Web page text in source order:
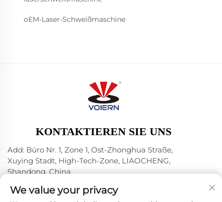
oEM-Laser-Schweißmaschine
KONTAKTIEREN SIE UNS
Add: Büro Nr. 1, Zone 1, Ost-Zhonghua Straße,
Xuying Stadt, High-Tech-Zone, LIAOCHENG,
Shandong, China
Tel.:+86-635 8512218
We value your privacy